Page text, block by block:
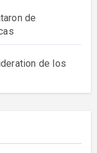
de
de los